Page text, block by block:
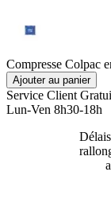
Compresse Colpac
Ajouter au panier
Service Client
Lun-Ven 8h30-18h